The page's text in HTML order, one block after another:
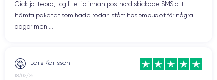
Gick jättebra, tog lite tid innan postnord skickade SMS att
hämta paketet som hade redan stått hos ombudet för några
dagar men ...
Lars Karlsson
18/02/26